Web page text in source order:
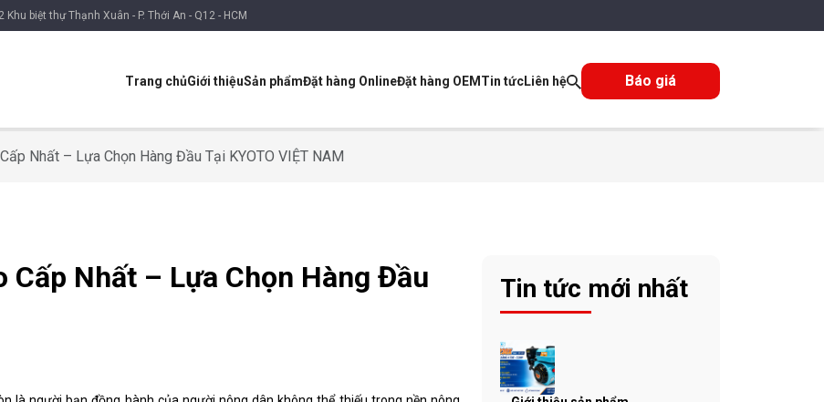
Khu biệt thự Thạnh Xuân - P. Thới An - Q12 - HCM
Trang chủGiới thiệuSản phẩmĐặt hàng OnlineĐặt hàng OEMTin tứcLiên hệ Báo giá
Nhất – Lựa Chọn Hàng Đầu Tại KYOTO VIỆT NAM
Cấp Nhất – Lựa Chọn Hàng Đầu
Tin tức mới nhất